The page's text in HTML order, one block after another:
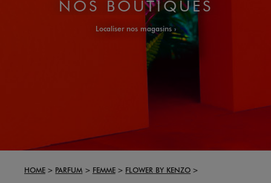
NOS BOUTIQUES
Localiser nos magasins
HOME PARFUM FEMME
FLOWER BY KENZO